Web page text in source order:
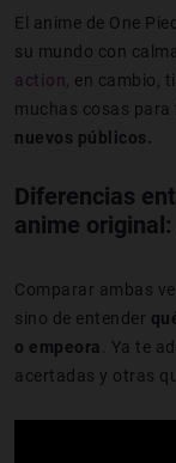
El anime de One
su mundo con
action , en cambio,
muchas cosas
nuevos públicos.
Diferencias
anime
Comparar ambas
sino de entender
o empeora . Ya te
acertadas y otras